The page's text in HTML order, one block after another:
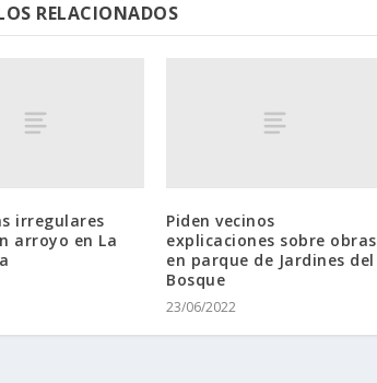
RELACIONADOS
irregulares
arroyo en La
Piden vecinos
explicaciones sobre obras
en parque de Jardines del
Bosque
23/06/2022